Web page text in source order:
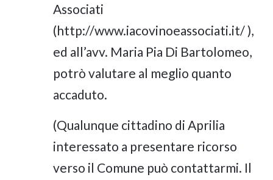
Associati
(http://www.iacovinoeassociati.it/ ),
ed all’avv. Maria Pia Di Bartolomeo,
potrò valutare al meglio quanto
accaduto.
(Qualunque cittadino di Aprilia
interessato a presentare ricorso
verso il Comune può contattarmi. Il